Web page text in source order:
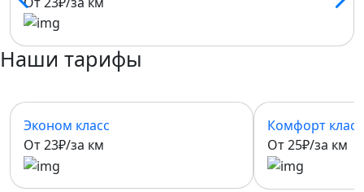
Наши тарифы
Эконом класс
От 23₽/за км
Комфорт класс
От 25₽/за км